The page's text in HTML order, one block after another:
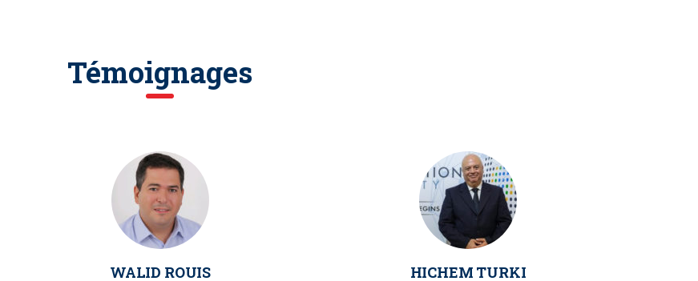
Témoignages
WALID ROUIS HICHEM TURKI